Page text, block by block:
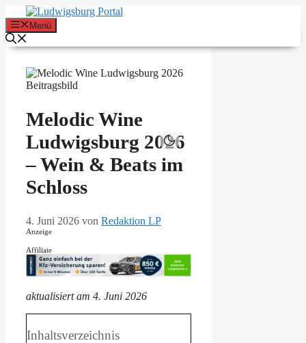
Inhalt
springen
Menü
Melodic Wine
Ludwigsburg 2026
– Wein & Beats im
Schloss
4. Juni 2026 von Redaktion LP
Anzeige
Affiliate
aktualisiert am 4. Juni 2026
Inhaltsverzeichnis